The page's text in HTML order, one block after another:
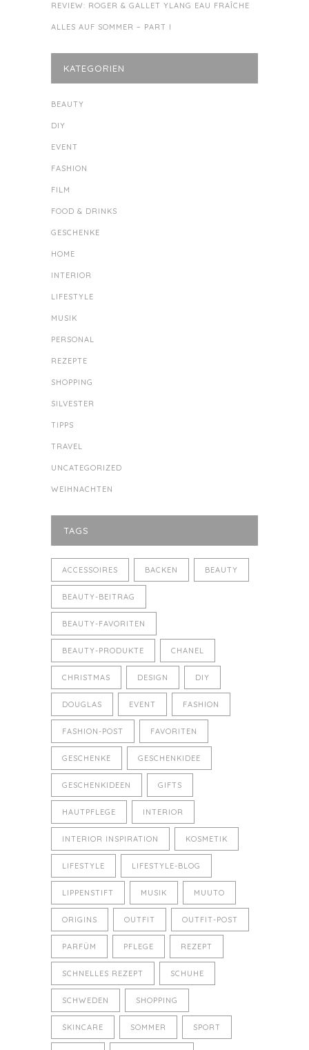
REVIEW: ROGER & GALLET YLANG EAU FRAÎCHE
ALLES AUF SOMMER – PART I
KATEGORIEN
BEAUTY
DIY
EVENT
FASHION
FILM
FOOD & DRINKS
GESCHENKE
HOME
INTERIOR
LIFESTYLE
MUSIK
PERSONAL
REZEPTE
SHOPPING
SILVESTER
TIPPS
TRAVEL
UNCATEGORIZED
WEIHNACHTEN
TAGS
ACCESSOIRES BACKEN BEAUTY
BEAUTY-BEITRAG
BEAUTY-FAVORITEN
BEAUTY-PRODUKTE CHANEL
CHRISTMAS DESIGN DIY
DOUGLAS EVENT FASHION
FASHION-POST FAVORITEN
GESCHENKE GESCHENKIDEE
GESCHENKIDEEN GIFTS
HAUTPFLEGE INTERIOR
INTERIOR INSPIRATION KOSMETIK
LIFESTYLE LIFESTYLE-BLOG
LIPPENSTIFT MUSIK MUUTO
ORIGINS OUTFIT OUTFIT-POST
PARFÜM PFLEGE REZEPT
SCHNELLES REZEPT SCHUHE
SCHWEDEN SHOPPING
SKINCARE SOMMER SPORT